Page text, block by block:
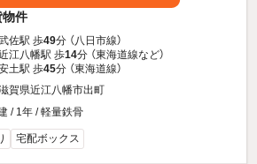
物件
佐駅 歩49分 （八日市線）
江八幡駅 歩14分 （東海道線など）
土駅 歩45分 （東海道線）
賀県近江八幡市出町
/ 1年 / 軽量鉄骨
宅配ボックス